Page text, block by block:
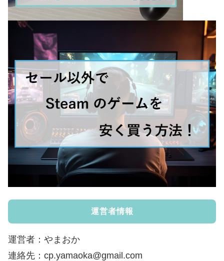
運営者情報
運営者：やまおか
連絡先：cp.yamaoka@gmail.com